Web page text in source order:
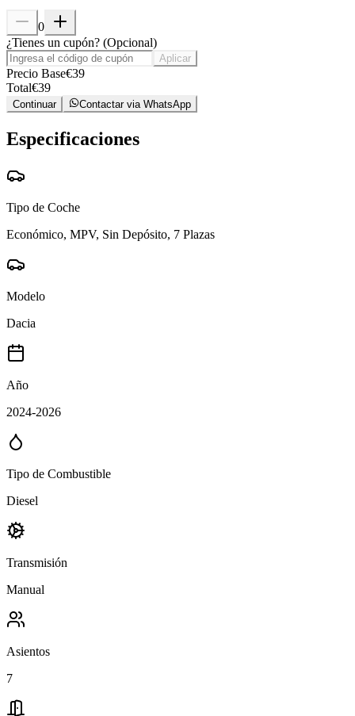
0
¿Tienes un cupón? (Opcional)
Aplicar
Precio Base€39
Total€39
Continuar Contactar via WhatsApp
Especificaciones
Tipo de Coche
Económico, MPV, Sin Depósito, 7 Plazas
Modelo
Dacia
Año
2024-2026
Tipo de Combustible
Diesel
Transmisión
Manual
Asientos
7